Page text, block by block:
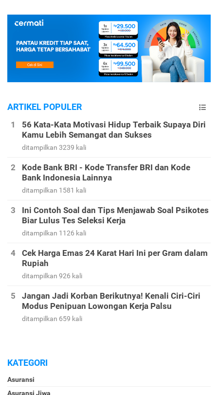
ARTIKEL POPULER
56 Kata-Kata Motivasi Hidup Terbaik Supaya Diri
Kamu Lebih Semangat dan Sukses
ditampilkan 3239 kali
Kode Bank BRI - Kode Transfer BRI dan Kode
Bank Indonesia Lainnya
ditampilkan 1581 kali
Ini Contoh Soal dan Tips Menjawab Soal Psikotes
Biar Lulus Tes Seleksi Kerja
ditampilkan 1126 kali
Cek Harga Emas 24 Karat Hari Ini per Gram dalam
Rupiah
ditampilkan 926 kali
Jangan Jadi Korban Berikutnya! Kenali Ciri-Ciri
Modus Penipuan Lowongan Kerja Palsu
ditampilkan 659 kali
KATEGORI
Asuransi
Asuransi Jiwa